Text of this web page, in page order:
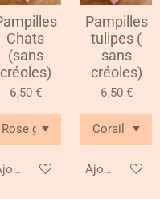
Chats
(sans
créoles)
6,50 €
au panier
Pampilles
tulipes (
sans
créoles)
6,50 €
Ajouter au